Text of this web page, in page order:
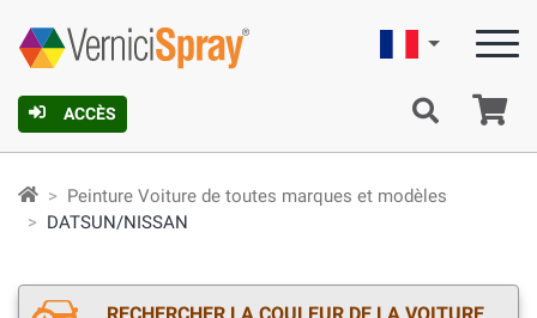
ACCÈS
Française
Peinture Voiture de toutes marques et modèles
DATSUN/NISSAN